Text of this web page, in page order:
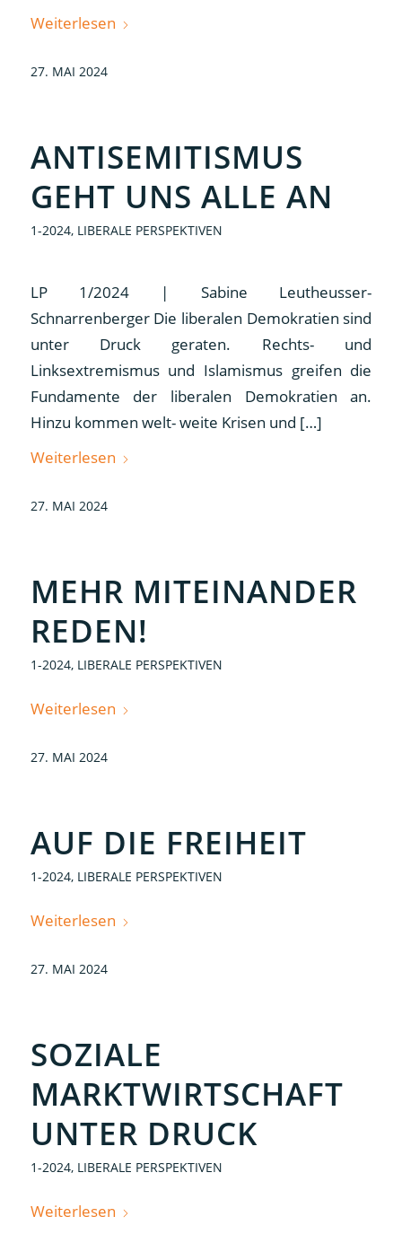
Weiterlesen
27. MAI 2024
ANTISEMITISMUS
GEHT UNS ALLE AN
1-2024, LIBERALE PERSPEKTIVEN
LP 1/2024 | Sabine Leutheusser-
Schnarrenberger Die liberalen Demokratien sind
unter Druck geraten. Rechts- und
Linksextremismus und Islamismus greifen die
Fundamente der liberalen Demokratien an.
Hinzu kommen welt- weite Krisen und […]
Weiterlesen
27. MAI 2024
MEHR MITEINANDER
REDEN!
1-2024, LIBERALE PERSPEKTIVEN
Weiterlesen
27. MAI 2024
AUF DIE FREIHEIT
1-2024, LIBERALE PERSPEKTIVEN
Weiterlesen
27. MAI 2024
SOZIALE
MARKTWIRTSCHAFT
UNTER DRUCK
1-2024, LIBERALE PERSPEKTIVEN
Weiterlesen